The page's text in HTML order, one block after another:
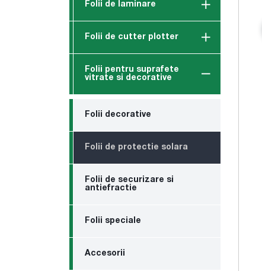
Folii de laminare
Folii de cutter plotter
Folii pentru suprafete
vitrate si decorative
Folii decorative
Folii de protectie solara
Folii de securizare si
antiefractie
Folii speciale
Accesorii